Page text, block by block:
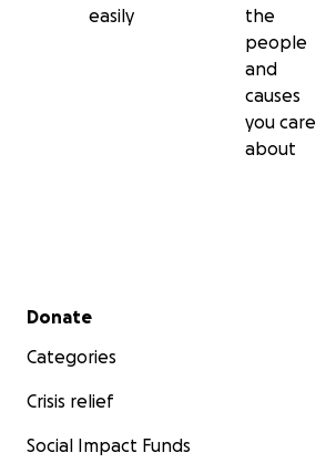
easily
the
people
and
causes
you care
about
Secondary menu
Donate
Categories
Crisis relief
Social Impact Funds